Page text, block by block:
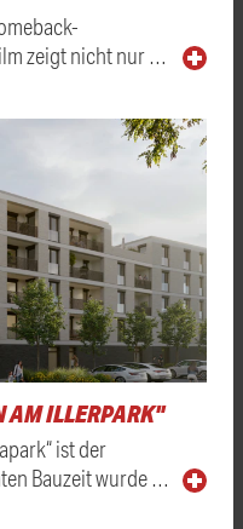
zeigt nicht nur …
AM ILLERPARK"
ist der
Bauzeit wurde …